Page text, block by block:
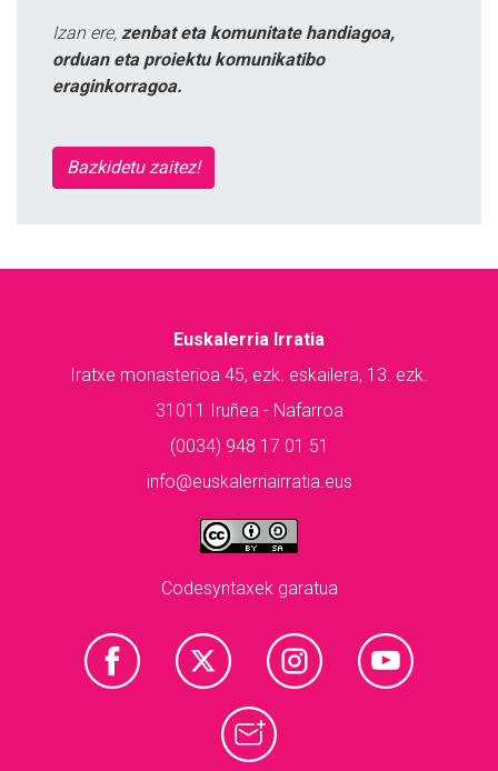
Izan ere, zenbat eta komunitate handiagoa,
orduan eta proiektu komunikatibo
eraginkorragoa.
Bazkidetu zaitez!
Euskalerria Irratia
Iratxe monasterioa 45, ezk. eskailera, 13. ezk.
31011 Iruñea - Nafarroa
(0034) 948 17 01 51
info@euskalerriairratia.eus
Codesyntaxek garatua